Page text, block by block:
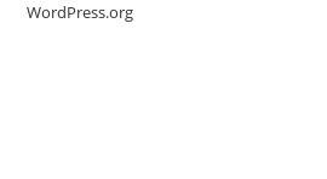
WordPress.org